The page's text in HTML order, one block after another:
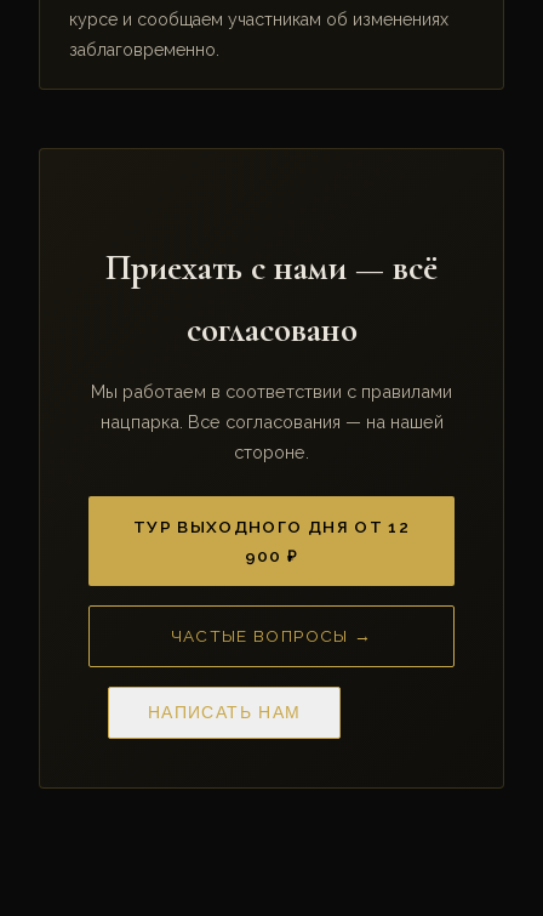
курсе и сообщаем участникам об изменениях
заблаговременно.
Приехать с нами — всё
согласовано
Мы работаем в соответствии с правилами
нацпарка. Все согласования — на нашей
стороне.
ТУР ВЫХОДНОГО ДНЯ ОТ 12
900 ₽
ЧАСТЫЕ ВОПРОСЫ →
НАПИСАТЬ НАМ